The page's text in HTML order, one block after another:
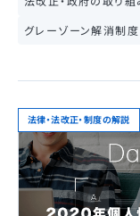
グレーゾーン解消制度
法律・法改正・制度の解説